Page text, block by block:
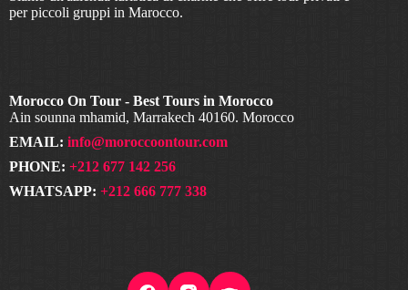
per piccoli gruppi in Marocco.
Morocco On Tour - Best Tours in Morocco
Ain sounna mhamid, Marrakech 40160. Morocco
EMAIL: info@moroccoontour.com
PHONE: +212 677 142 256
WHATSAPP: +212 666 777 338